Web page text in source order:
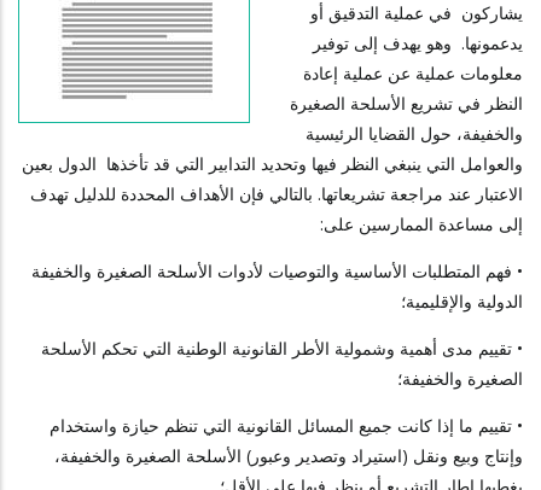
يشاركون في عملية التدقيق أو
يدعمونها. وهو يهدف إلى توفير
معلومات عملية عن عملية إعادة
النظر في تشريع الأسلحة الصغيرة
والخفيفة، حول القضايا الرئيسية
والعوامل التي ينبغي النظر فيها وتحديد التدابير التي قد تأخذها الدول بعين
الاعتبار عند مراجعة تشريعاتها. بالتالي فإن الأهداف المحددة للدليل تهدف
إلى مساعدة الممارسين على:
• فهم المتطلبات الأساسية والتوصيات لأدوات الأسلحة الصغيرة والخفيفة
الدولية والإقليمية؛
• تقييم مدى أهمية وشمولية الأطر القانونية الوطنية التي تحكم الأسلحة
الصغيرة والخفيفة؛
• تقييم ما إذا كانت جميع المسائل القانونية التي تنظم حيازة واستخدام
وإنتاج وبيع ونقل (استيراد وتصدير وعبور) الأسلحة الصغيرة والخفيفة،